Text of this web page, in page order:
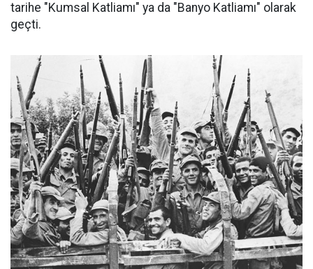
tarihe "Kumsal Katliamı" ya da "Banyo Katliamı" olarak
geçti.